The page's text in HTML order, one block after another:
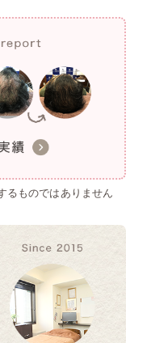
るものではありません